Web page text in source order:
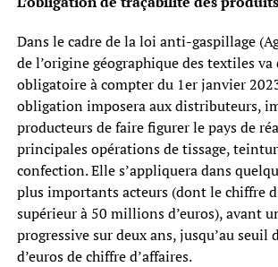
Dans le cadre de la loi anti-gaspillage
de l’origine géographique des textiles
obligatoire à compter du 1er janvier
obligation imposera aux distributeurs,
producteurs de faire figurer le pays de
principales opérations de tissage,
confection. Elle s’appliquera dans
plus importants acteurs (dont le chiffre
supérieur à 50 millions d’euros), avant
progressive sur deux ans, jusqu’au
d’euros de chiffre d’affaires.